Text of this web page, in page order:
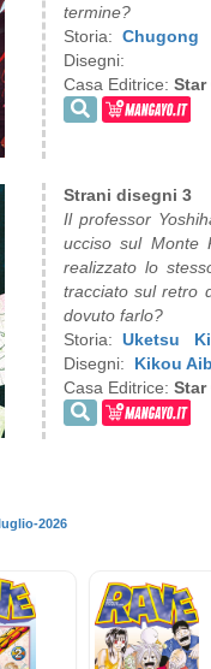
termine?
Storia: Chugong
Disegni:
Casa Editrice: Star
Strani disegni 3
Il professor
ucciso sul Monte
realizzato lo
tracciato sul retro
dovuto farlo?
Storia: Uketsu
Disegni: Kikou
Casa Editrice: Star
luglio-2026